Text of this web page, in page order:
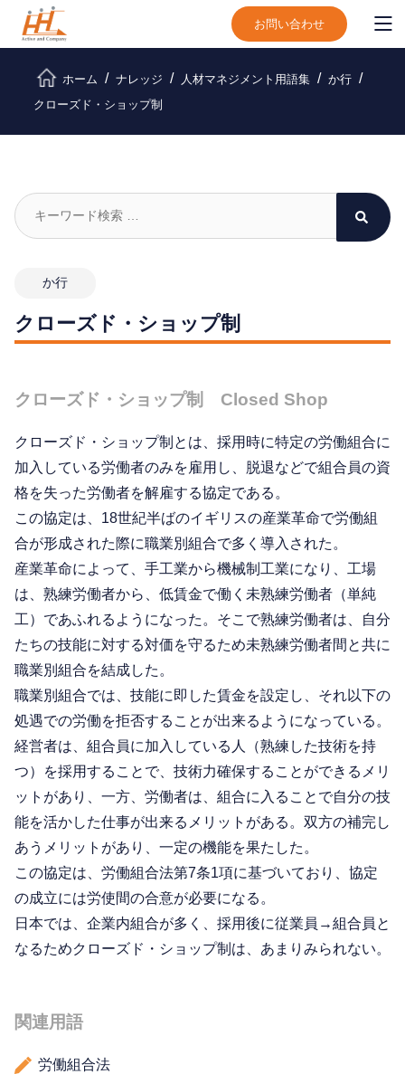
お問い合わせ
ホーム ナレッジ 人材マネジメント用語集
か行
クローズド・ショップ制
か行
クローズド・ショップ制
クローズド・ショップ制 Closed Shop
クローズド・ショップ制とは、採用時に特定の労働組合に
加入している労働者のみを雇用し、脱退などで組合員の資
格を失った労働者を解雇する協定である。
この協定は、18世紀半ばのイギリスの産業革命で労働組
合が形成された際に職業別組合で多く導入された。
産業革命によって、手工業から機械制工業になり、工場
は、熟練労働者から、低賃金で働く未熟練労働者（単純
工）であふれるようになった。そこで熟練労働者は、自分
たちの技能に対する対価を守るため未熟練労働者間と共に
職業別組合を結成した。
職業別組合では、技能に即した賃金を設定し、それ以下の
処遇での労働を拒否することが出来るようになっている。
経営者は、組合員に加入している人（熟練した技術を持
つ）を採用することで、技術力確保することができるメリ
ットがあり、一方、労働者は、組合に入ることで自分の技
能を活かした仕事が出来るメリットがある。双方の補完し
あうメリットがあり、一定の機能を果たした。
この協定は、労働組合法第7条1項に基づいており、協定
の成立には労使間の合意が必要になる。
日本では、企業内組合が多く、採用後に従業員→組合員と
なるためクローズド・ショップ制は、あまりみられない。
関連用語
労働組合法